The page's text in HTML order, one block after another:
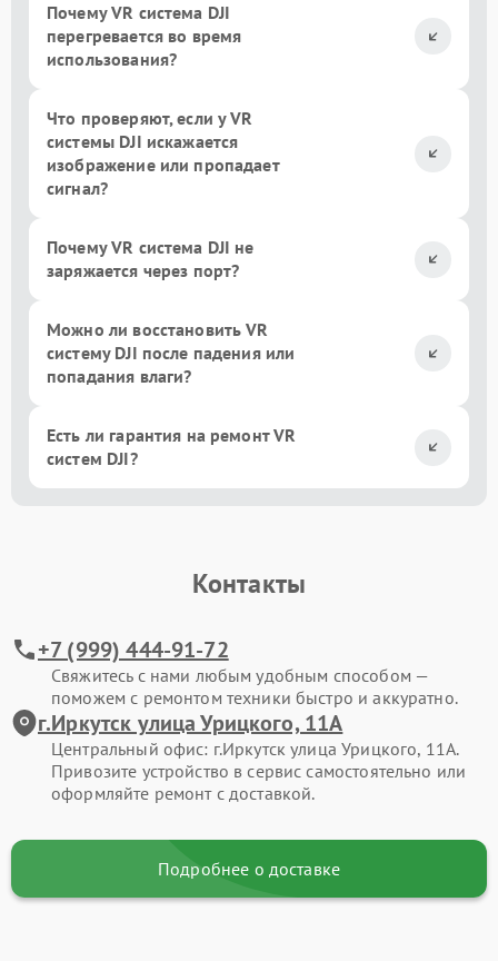
Почему VR система DJI
перегревается во время
использования?
Что проверяют, если у VR
системы DJI искажается
изображение или пропадает
сигнал?
Почему VR система DJI не
заряжается через порт?
Можно ли восстановить VR
систему DJI после падения или
попадания влаги?
Есть ли гарантия на ремонт VR
систем DJI?
Контакты
+7 (999) 444-91-72
Свяжитесь с нами любым удобным способом —
поможем с ремонтом техники быстро и аккуратно.
г.Иркутск улица Урицкого, 11А
Центральный офис: г.Иркутск улица Урицкого, 11А.
Привозите устройство в сервис самостоятельно или
оформляйте ремонт с доставкой.
Подробнее о доставке